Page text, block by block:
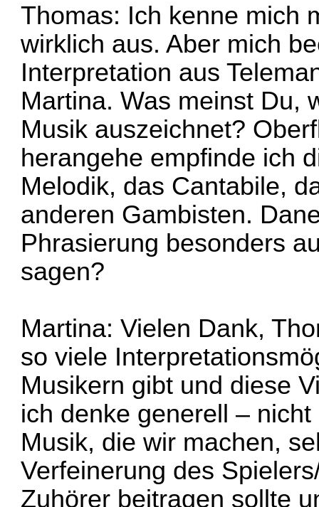
Thomas: Ich kenne mich
wirklich aus. Aber mich
Interpretation aus
Martina. Was meinst Du,
Musik auszeichnet?
herangehe empfinde ich
Melodik, das Cantabile,
anderen Gambisten.
Phrasierung besonders
sagen?
Martina: Vielen Dank,
so viele
Musikern gibt und diese
ich denke generell –
Musik, die wir machen,
Verfeinerung des
Zuhörer beitragen sollte